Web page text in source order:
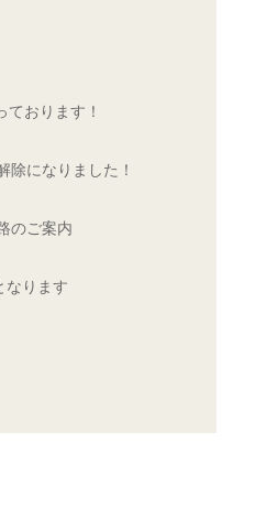
おります！
除になりました！
のご案内
なります